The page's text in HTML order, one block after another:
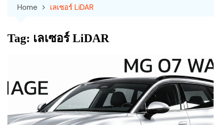
Home เลเซอร์ LiDAR
Tag: เลเซอร์ LiDAR